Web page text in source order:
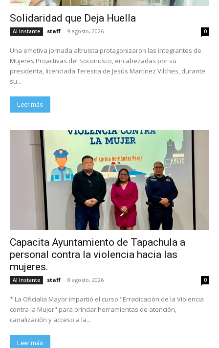
Solidaridad que Deja Huella
Al Instante staff - 9 agosto, 2026 0
Una emotiva jornada altruista protagonizaron las integrantes de
Mujeres Proactivas del Soconusco, encabezadas por su
presidenta, licenciada Teresita de Jesús Martínez Vilches, durante
su...
Leer más
Capacita Ayuntamiento de Tapachula a
personal contra la violencia hacia las
mujeres.
Al Instante staff - 8 agosto, 2026 0
* La Oficialía Mayor impartió el curso "Erradicación de la Violencia
contra la Mujer" para brindar herramientas de atención,
canalización y acceso a la...
Leer más